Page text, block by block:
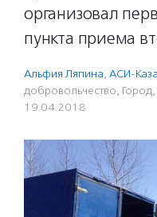
организовал
пункта приема
Альфия Ляпина, АСИ-
доброволь­чест­во, Город,
19.04.2018